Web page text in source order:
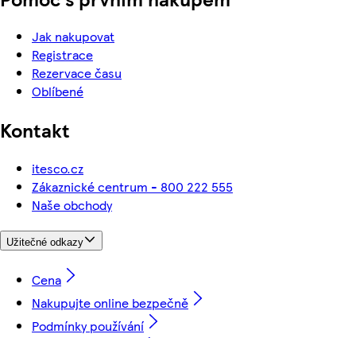
Jak nakupovat
Registrace
Rezervace času
Oblíbené
Kontakt
itesco.cz
Zákaznické centrum - 800 222 555
Naše obchody
Užitečné odkazy
Cena
Nakupujte online bezpečně
Podmínky používání